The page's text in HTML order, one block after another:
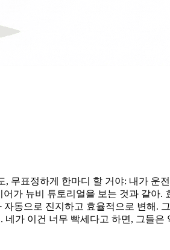
무표정하게 한마디 할 거야: 내가 운
가 뉴비 튜토리얼을 보는 것과 같아.
동으로 진지하고 효율적으로 변해.
가 이건 너무 빡세다고 하면, 그들은